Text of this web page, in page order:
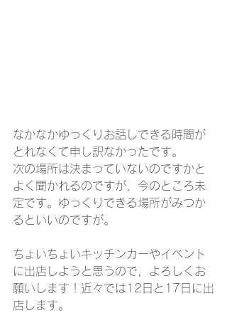
なかなかゆっくりお話しできる時間が
とれなくて申し訳なかったです。
次の場所は決まっていないのですかと
よく聞かれるのですが，今のところ未
定です。ゆっくりできる場所がみつか
るといいのですが。
ちょいちょいキッチンカーやイベント
に出店しようと思うので，よろしくお
願いします！近々では12日と17日に出
店します。